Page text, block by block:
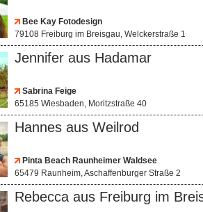
Bee Kay Fotodesign
79108 Freiburg im Breisgau, Welckerstraße 1
Jennifer aus Hadamar
Sabrina Feige
65185 Wiesbaden, Moritzstraße 40
Hannes aus Weilrod
Pinta Beach Raunheimer Waldsee
65479 Raunheim, Aschaffenburger Straße 2
Rebecca aus Freiburg im